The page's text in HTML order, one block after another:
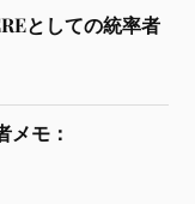
としての統率者
メモ：